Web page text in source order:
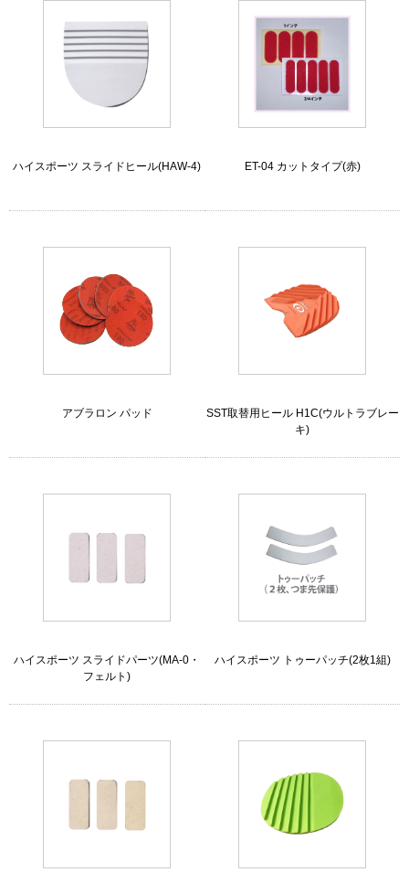
ハイスポーツ スライドヒール(HAW-4) ET-04 カットタイプ(赤)
アブラロン パッド
SST取替用ヒール H1C(ウルトラブレー
キ)
ハイスポーツ スライドパーツ(MA-0・
フェルト)
ハイスポーツ トゥーパッチ(2枚1組)